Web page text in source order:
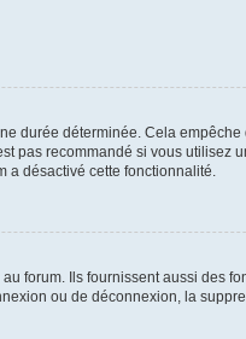
durée déterminée. Cela empêche
pas recommandé si vous utilisez
a désactivé cette fonctionnalité.
forum. Ils fournissent aussi des
ou de déconnexion, la